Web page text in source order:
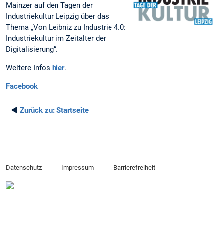
Mainzer auf den Tagen der
Industriekultur Leipzig über das
Thema „Von Leibniz zu Industrie 4.0:
Industriekultur im Zeitalter der
Digitalisierung“.
Weitere Infos hier.
Facebook
◄ Zurück zu: Startseite
Datenschutz Impressum Barrierefreiheit